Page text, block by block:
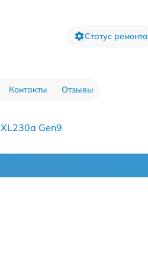
Статус ремонта
Контакты Отзывы
Gen9